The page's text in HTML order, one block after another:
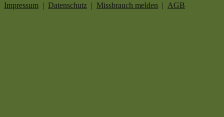
Impressum | Datenschutz | Missbrauch melden | AGB